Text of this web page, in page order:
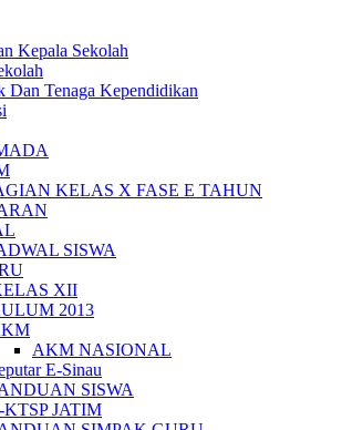
Kepala Sekolah
Dan Tenaga Kependidikan
KELAS X FASE E TAHUN
SISWA
XII
2013
AKM NASIONAL
E-Sinau
SISWA
KTSP JATIM